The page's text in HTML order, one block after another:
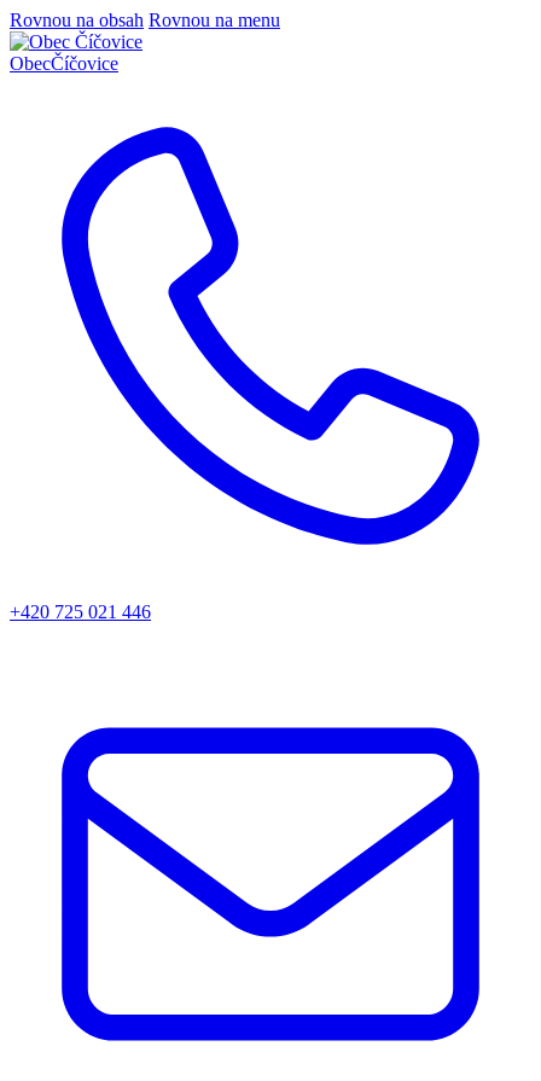
Rovnou na obsah Rovnou na menu
ObecČíčovice
+420 725 021 446